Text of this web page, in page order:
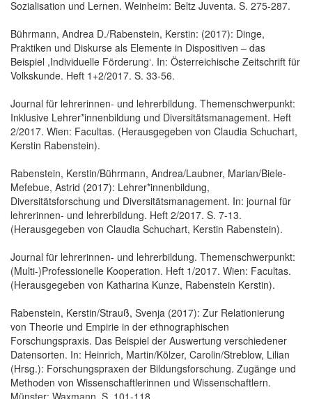
Sozialisation und Lernen. Weinheim: Beltz Juventa. S. 275-287.
Bührmann, Andrea D./Rabenstein, Kerstin: (2017): Dinge,
Praktiken und Diskurse als Elemente in Dispositiven – das
Beispiel ,Individuelle Förderung‘. In: Österreichische Zeitschrift für
Volkskunde. Heft 1+2/2017. S. 33-56.
Journal für lehrerinnen- und lehrerbildung. Themenschwerpunkt:
Inklusive Lehrer*innenbildung und Diversitätsmanagement. Heft
2/2017. Wien: Facultas. (Herausgegeben von Claudia Schuchart,
Kerstin Rabenstein).
Rabenstein, Kerstin/Bührmann, Andrea/Laubner, Marian/Biele-
Mefebue, Astrid (2017): Lehrer*innenbildung,
Diversitätsforschung und Diversitätsmanagement. In: journal für
lehrerinnen- und lehrerbildung. Heft 2/2017. S. 7-13.
(Herausgegeben von Claudia Schuchart, Kerstin Rabenstein).
Journal für lehrerinnen- und lehrerbildung. Themenschwerpunkt:
(Multi-)Professionelle Kooperation. Heft 1/2017. Wien: Facultas.
(Herausgegeben von Katharina Kunze, Rabenstein Kerstin).
Rabenstein, Kerstin/Strauß, Svenja (2017): Zur Relationierung
von Theorie und Empirie in der ethnographischen
Forschungspraxis. Das Beispiel der Auswertung verschiedener
Datensorten. In: Heinrich, Martin/Kölzer, Carolin/Streblow, Lilian
(Hrsg.): Forschungspraxen der Bildungsforschung. Zugänge und
Methoden von Wissenschaftlerinnen und Wissenschaftlern.
Münster: Waxmann. S. 101-118.